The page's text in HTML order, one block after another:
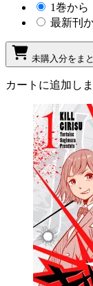
1巻から
最新刊
未購入分をま
カートに追加し